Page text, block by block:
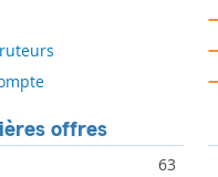
offres
63